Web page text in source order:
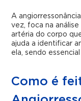
A
vez, foca na
artéria do corpo
ajuda a identificar
ela, sendo
Como é